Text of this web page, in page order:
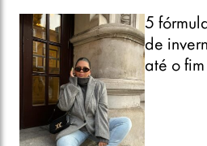
5
de
até o